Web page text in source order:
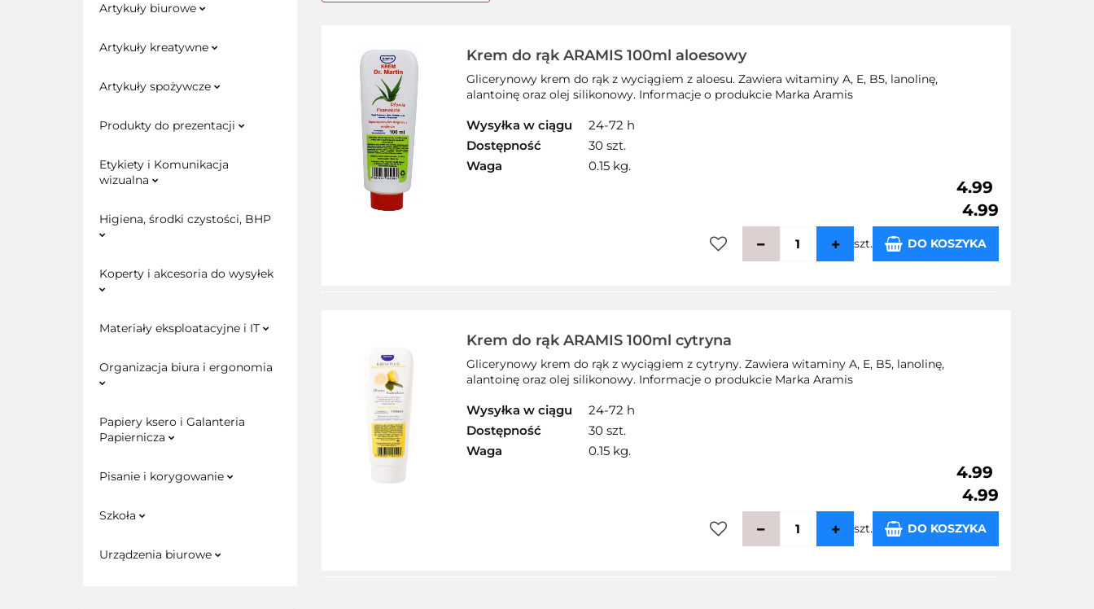
Artykuły biurowe
Artykuły kreatywne
Artykuły spożywcze
Produkty do prezentacji
Etykiety i Komunikacja
wizualna
Higiena, środki czystości, BHP
Koperty i akcesoria do wysyłek
Materiały eksploatacyjne i IT
Organizacja biura i ergonomia
Papiery ksero i Galanteria
Papiernicza
Pisanie i korygowanie
Szkoła
Urządzenia biurowe
Krem do rąk ARAMIS 100ml aloesowy
Glicerynowy krem do rąk z wyciągiem z aloesu. Zawiera witaminy A, E, B5, lanolinę,
alantoinę oraz olej silikonowy. Informacje o produkcie Marka Aramis
Wysyłka w ciągu
24-72 h
Dostępność
30 szt.
Waga
0.15 kg.
4.99
4.99
szt. DO KOSZYKA
Krem do rąk ARAMIS 100ml cytryna
Glicerynowy krem do rąk z wyciągiem z cytryny. Zawiera witaminy A, E, B5, lanolinę,
alantoinę oraz olej silikonowy. Informacje o produkcie Marka Aramis
Wysyłka w ciągu
24-72 h
Dostępność
30 szt.
Waga
0.15 kg.
4.99
4.99
szt. DO KOSZYKA